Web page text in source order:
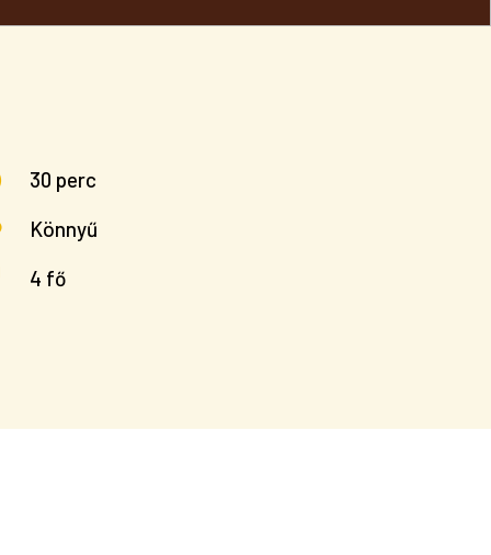
30 perc
Könnyű
4 fő